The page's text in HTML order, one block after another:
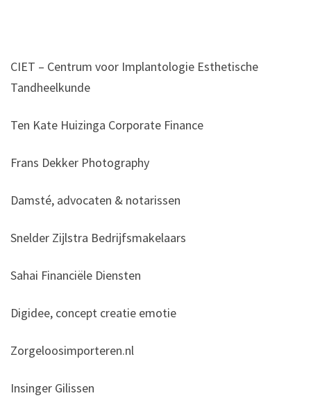
CIET – Centrum voor Implantologie Esthetische
Tandheelkunde
Ten Kate Huizinga Corporate Finance
Frans Dekker Photography
Damsté, advocaten & notarissen
Snelder Zijlstra Bedrijfsmakelaars
Sahai Financiële Diensten
Digidee, concept creatie emotie
Zorgeloosimporteren.nl
Insinger Gilissen